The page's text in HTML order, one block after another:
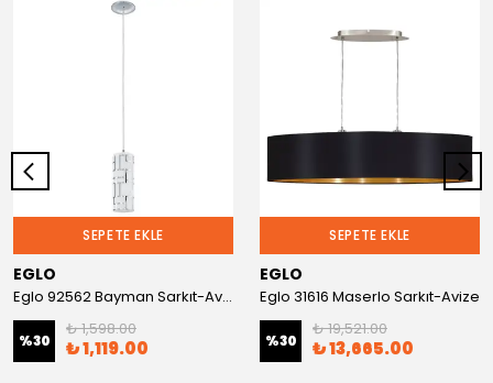
SEPETE EKLE
EGLO
Eglo 92562 Bayman Sarkıt-Avize
%30
₺ 1,598.00
₺ 1,119.00
SEPETE EKLE
EGLO
Eglo 31616 Maserlo Sarkıt-Avize
%30
₺ 19,521.00
₺ 13,665.00